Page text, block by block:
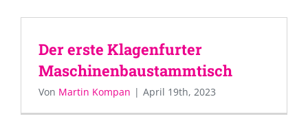
Der erste Klagenfurter
Maschinenbaustammtisch
Von Martin Kompan | April 19th, 2023